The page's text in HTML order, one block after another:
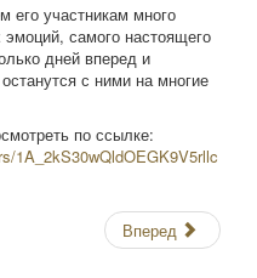
его участникам много
самого настоящего
дней вперед и
с ними на многие
по ссылке:
1A_2kS30wQldOEGK9V5rllc
Вперед